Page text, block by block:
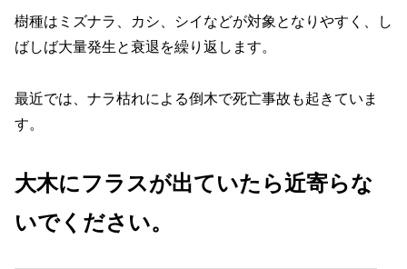
樹種はミズナラ、カシ、シイなどが対象となりやすく、し
ばしば大量発生と衰退を繰り返します。
最近では、ナラ枯れによる倒木で死亡事故も起きていま
す。
大木にフラスが出ていたら近寄らな
いでください。